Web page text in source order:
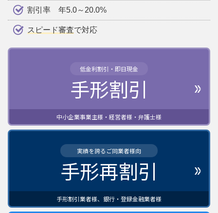
割引率 年5.0～20.0%
スピード審査で対応
低金利割引・即日現金
手形割引
中小企業事業主様・経営者様・弁護士様
実績を誇るご同業者様向
手形再割引
手形割引業者様、銀行・登録金融業者様